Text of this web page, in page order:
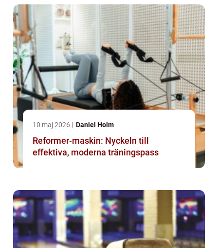
10 maj 2026 Daniel Holm
Reformer-maskin: Nyckeln till
effektiva, moderna träningspass